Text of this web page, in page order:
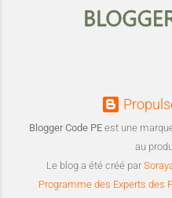
Blogger Code PE est une
au
Le blog a été créé par
Programme des Experts des